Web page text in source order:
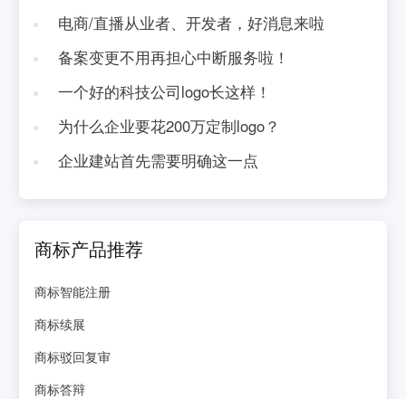
电商/直播从业者、开发者，好消息来啦
备案变更不用再担心中断服务啦！
一个好的科技公司logo长这样！
为什么企业要花200万定制logo？
企业建站首先需要明确这一点
商标产品推荐
商标智能注册
商标续展
商标驳回复审
商标答辩